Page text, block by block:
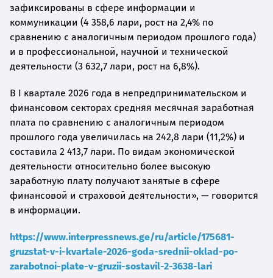
зафиксированы в сфере информации и
коммуникации (4 358,6 лари, рост на 2,4% по
сравнению с аналогичным периодом прошлого года)
и в профессиональной, научной и технической
деятельности (3 632,7 лари, рост на 6,8%).
В I квартале 2026 года в непредпринимательском и
финансовом секторах средняя месячная заработная
плата по сравнению с аналогичным периодом
прошлого года увеличилась на 242,8 лари (11,2%) и
составила 2 413,7 лари. По видам экономической
деятельности относительно более высокую
заработную плату получают занятые в сфере
финансовой и страховой деятельности», — говорится
в информации.
https://www.interpressnews.ge/ru/article/175681-
gruzstat-v-i-kvartale-2026-goda-srednii-oklad-po-
zarabotnoi-plate-v-gruzii-sostavil-2-3638-lari